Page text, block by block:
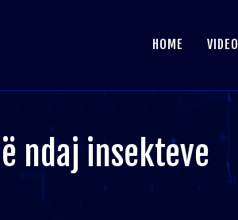
HOME VIDEO
ndaj insekteve